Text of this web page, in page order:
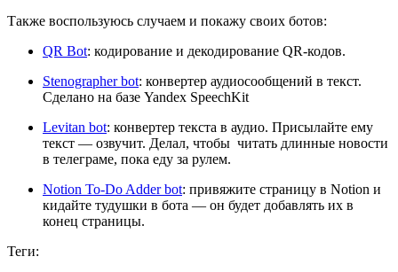
Также воспользуюсь случаем и покажу своих ботов:
QR Bot: кодирование и декодирование QR-кодов.
Stenographer bot: конвертер аудиосообщений в текст.
Сделано на базе Yandex SpeechKit
Levitan bot: конвертер текста в аудио. Присылайте ему
текст — озвучит. Делал, чтобы читать длинные новости
в телеграме, пока еду за рулем.
Notion To-Do Adder bot: привяжите страницу в Notion и
кидайте тудушки в бота — он будет добавлять их в
конец страницы.
Теги: